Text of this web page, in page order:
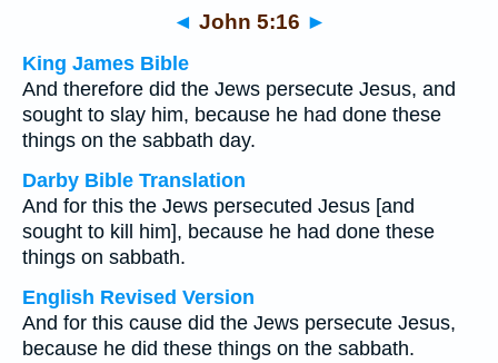
◄ John 5:16 ►
King James Bible
And therefore did the Jews persecute Jesus, and
sought to slay him, because he had done these
things on the sabbath day.
Darby Bible Translation
And for this the Jews persecuted Jesus [and
sought to kill him], because he had done these
things on sabbath.
English Revised Version
And for this cause did the Jews persecute Jesus,
because he did these things on the sabbath.